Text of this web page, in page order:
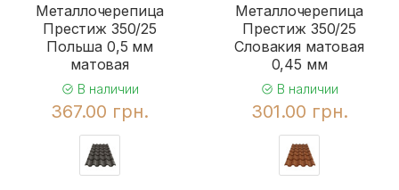
Металлочерепица
Престиж 350/25
Польша 0,5 мм
матовая
В наличии
367.00 грн.
Металлочерепица
Престиж 350/25
Словакия матовая
0,45 мм
В наличии
301.00 грн.